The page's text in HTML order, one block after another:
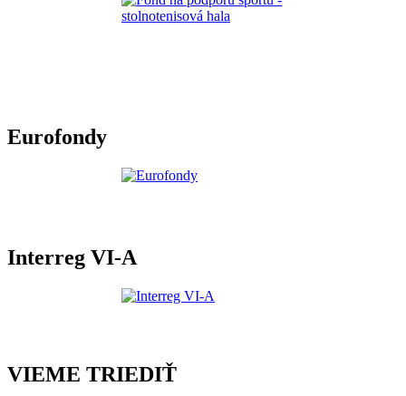
Eurofondy
Interreg VI-A
VIEME TRIEDIŤ